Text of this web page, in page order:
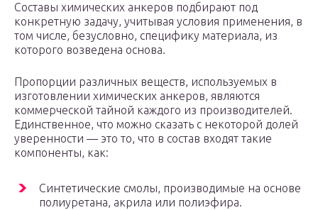
Составы химических анкеров подбирают под
конкретную задачу, учитывая условия применения, в
том числе, безусловно, специфику материала, из
которого возведена основа.
Пропорции различных веществ, используемых в
изготовлении химических анкеров, являются
коммерческой тайной каждого из производителей.
Единственное, что можно сказать с некоторой долей
уверенности — это то, что в состав входят такие
компоненты, как:
Синтетические смолы, производимые на основе
полиуретана, акрила или полиэфира.